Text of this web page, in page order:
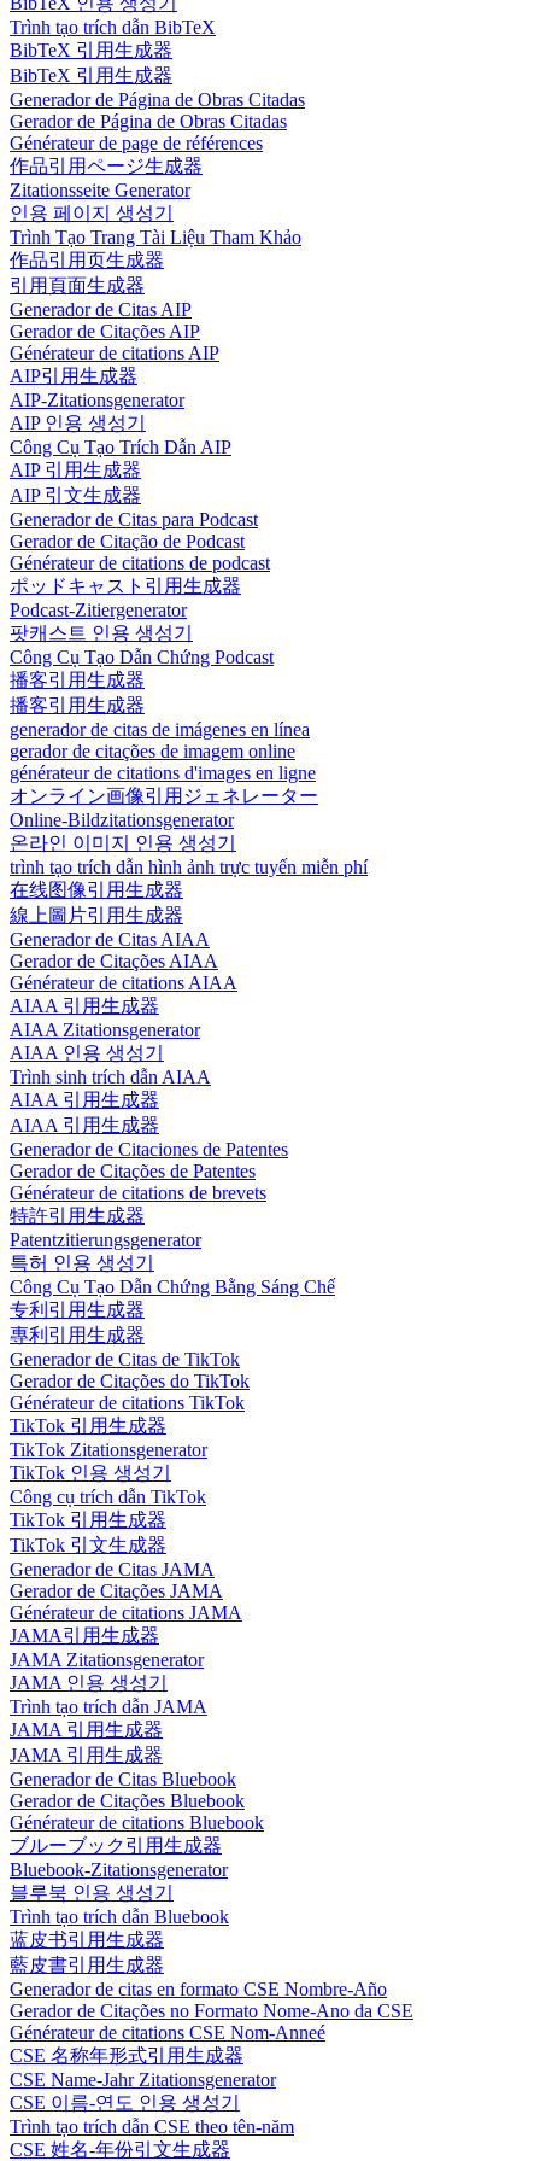
Trình tạo trích dẫn BibTeX
BibTeX 引用生成器
BibTeX 引用生成器
Generador de Página de Obras Citadas
Gerador de Página de Obras Citadas
Générateur de page de références
作品引用ページ生成器
Zitationsseite Generator
인용 페이지 생성기
Trình Tạo Trang Tài Liệu Tham Khảo
作品引用页生成器
引用頁面生成器
Generador de Citas AIP
Gerador de Citações AIP
Générateur de citations AIP
AIP引用生成器
AIP-Zitationsgenerator
AIP 인용 생성기
Công Cụ Tạo Trích Dẫn AIP
AIP 引用生成器
AIP 引文生成器
Generador de Citas para Podcast
Gerador de Citação de Podcast
Générateur de citations de podcast
ポッドキャスト引用生成器
Podcast-Zitiergenerator
팟캐스트 인용 생성기
Công Cụ Tạo Dẫn Chứng Podcast
播客引用生成器
播客引用生成器
generador de citas de imágenes en línea
gerador de citações de imagem online
générateur de citations d'images en ligne
オンライン画像引用ジェネレーター
Online-Bildzitationsgenerator
온라인 이미지 인용 생성기
trình tạo trích dẫn hình ảnh trực tuyến miễn phí
在线图像引用生成器
線上圖片引用生成器
Generador de Citas AIAA
Gerador de Citações AIAA
Générateur de citations AIAA
AIAA 引用生成器
AIAA Zitationsgenerator
AIAA 인용 생성기
Trình sinh trích dẫn AIAA
AIAA 引用生成器
AIAA 引用生成器
Generador de Citaciones de Patentes
Gerador de Citações de Patentes
Générateur de citations de brevets
特許引用生成器
Patentzitierungsgenerator
특허 인용 생성기
Công Cụ Tạo Dẫn Chứng Bằng Sáng Chế
专利引用生成器
專利引用生成器
Generador de Citas de TikTok
Gerador de Citações do TikTok
Générateur de citations TikTok
TikTok 引用生成器
TikTok Zitationsgenerator
TikTok 인용 생성기
Công cụ trích dẫn TikTok
TikTok 引用生成器
TikTok 引文生成器
Generador de Citas JAMA
Gerador de Citações JAMA
Générateur de citations JAMA
JAMA引用生成器
JAMA Zitationsgenerator
JAMA 인용 생성기
Trình tạo trích dẫn JAMA
JAMA 引用生成器
JAMA 引用生成器
Generador de Citas Bluebook
Gerador de Citações Bluebook
Générateur de citations Bluebook
ブルーブック引用生成器
Bluebook-Zitationsgenerator
블루북 인용 생성기
Trình tạo trích dẫn Bluebook
蓝皮书引用生成器
藍皮書引用生成器
Generador de citas en formato CSE Nombre-Año
Gerador de Citações no Formato Nome-Ano da CSE
Générateur de citations CSE Nom-Anneé
CSE 名称年形式引用生成器
CSE Name-Jahr Zitationsgenerator
CSE 이름-연도 인용 생성기
Trình tạo trích dẫn CSE theo tên-năm
CSE 姓名-年份引文生成器